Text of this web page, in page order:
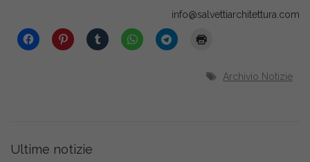
info@salvettiarchitettura.com
Archivio Notizie
Ultime notizie